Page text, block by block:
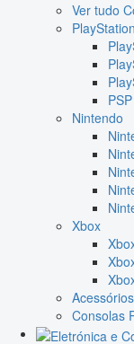
Ver tudo
PlayStation
Nintendo
Xbox
Consolas